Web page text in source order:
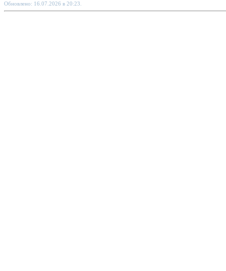
Обновлено: 16.07.2026 в 20:23.